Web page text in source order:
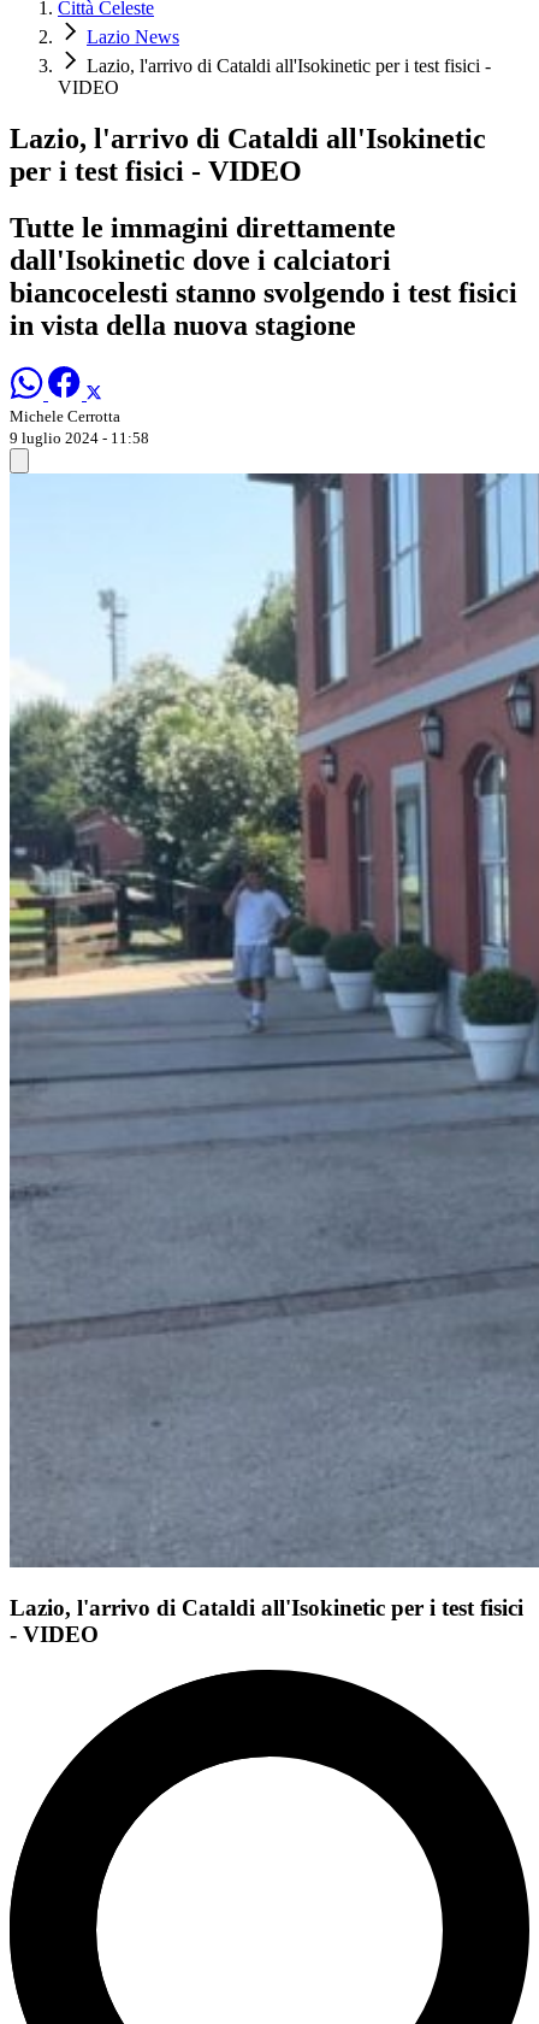
Città Celeste
Lazio News
Lazio, l'arrivo di Cataldi all'Isokinetic per i test fisici -
VIDEO
Lazio, l'arrivo di Cataldi all'Isokinetic
per i test fisici - VIDEO
Tutte le immagini direttamente
dall'Isokinetic dove i calciatori
biancocelesti stanno svolgendo i test fisici
in vista della nuova stagione
Michele Cerrotta
9 luglio 2024 - 11:58
Lazio, l'arrivo di Cataldi all'Isokinetic per i test fisici
- VIDEO